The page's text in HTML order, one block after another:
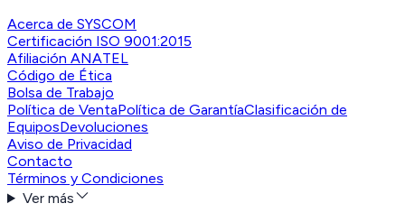
Acerca de SYSCOM
Certificación ISO 9001:2015
Afiliación ANATEL
Código de Ética
Bolsa de Trabajo
Política de VentaPolítica de GarantíaClasificación de
EquiposDevoluciones
Aviso de Privacidad
Contacto
Términos y Condiciones
Ver más